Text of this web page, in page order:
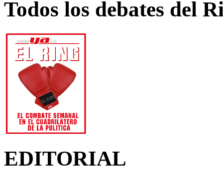
Todos los debates del
EDITORIAL